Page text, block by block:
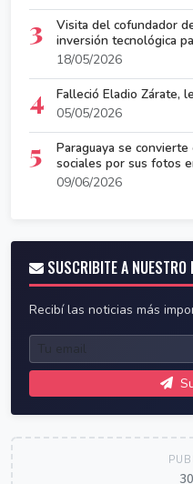
3
Visita del cofundador
inversión tecnológica
18/05/2026
4
Falleció Eladio Zárate,
05/05/2026
5
Paraguaya se
sociales por sus fotos
09/06/2026
SUSCRIBITE A NUESTRO
Recibí las noticias más